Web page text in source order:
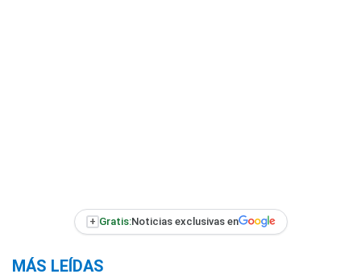
+ Gratis:Noticias exclusivas en
MÁS LEÍDAS